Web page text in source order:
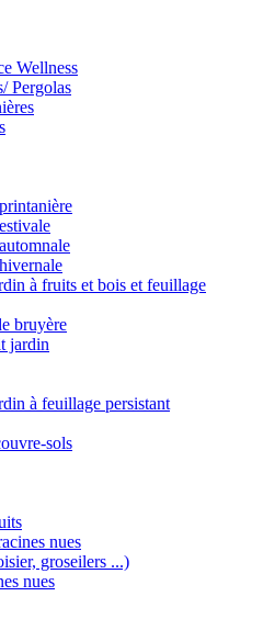
Wellness
Pergolas
à fruits et bois et feuillage
bruyère
jardin
à feuillage persistant
sols
nues
groseilers ...)
nues